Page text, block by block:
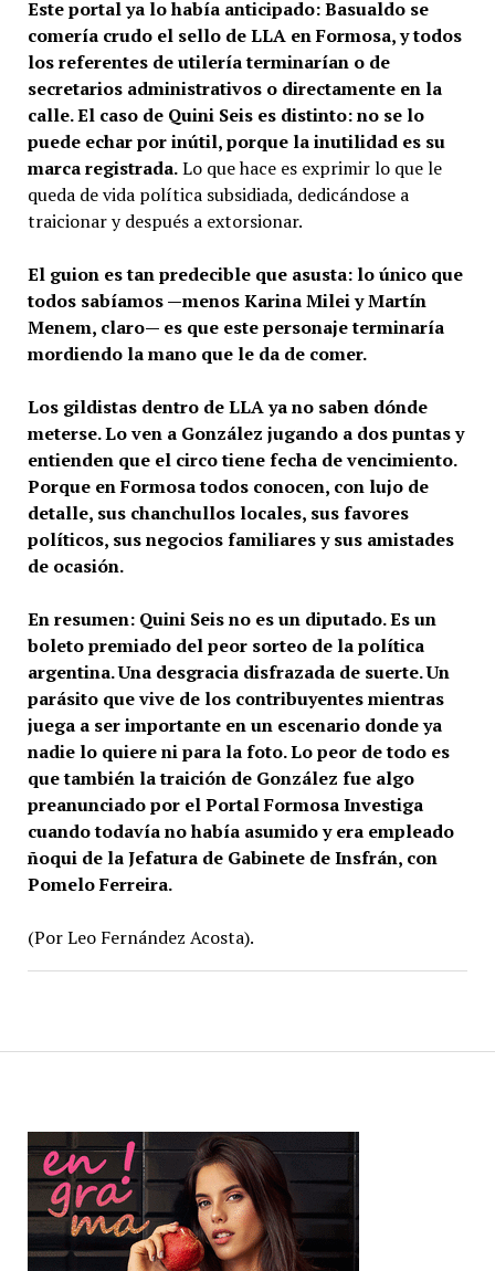
Este portal ya lo había anticipado: Basualdo se
comería crudo el sello de LLA en Formosa, y todos
los referentes de utilería terminarían o de
secretarios administrativos o directamente en la
calle. El caso de Quini Seis es distinto: no se lo
puede echar por inútil, porque la inutilidad es su
marca registrada.Lo que hace es exprimir lo que le
queda de vida política subsidiada, dedicándose a
traicionar y después a extorsionar.
El guion es tan predecible que asusta: lo único que
todos sabíamos —menos Karina Milei y Martín
Menem, claro— es que este personaje terminaría
mordiendo la mano que le da de comer.
Los gildistas dentro de LLA ya no saben dónde
meterse. Lo ven a González jugando a dos puntas y
entienden que el circo tiene fecha de vencimiento.
Porque en Formosa todos conocen, con lujo de
detalle, sus chanchullos locales, sus favores
políticos, sus negocios familiares y sus amistades
de ocasión.
En resumen: Quini Seis no es un diputado. Es un
boleto premiado del peor sorteo de la política
argentina. Una desgracia disfrazada de suerte. Un
parásito que vive de los contribuyentes mientras
juega a ser importante en un escenario donde ya
nadie lo quiere ni para la foto. Lo peor de todo es
que también la traición de González fue algo
preanunciado por el Portal Formosa Investiga
cuando todavía no había asumido y era empleado
ñoqui de la Jefatura de Gabinete de Insfrán, con
Pomelo Ferreira.
(Por Leo Fernández Acosta).